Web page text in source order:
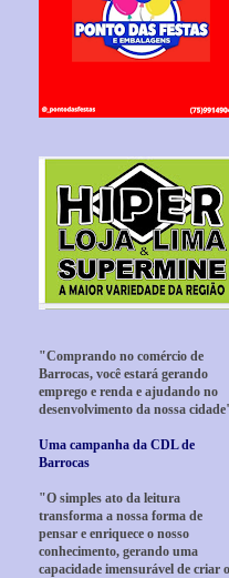
"Comprando no comércio de
Barrocas, você estará gerando
emprego e renda e ajudando no
desenvolvimento da nossa
Uma campanha da CDL de
Barrocas
"O simples ato da leitura
transforma a nossa forma de
pensar e enriquece o nosso
conhecimento, gerando uma
capacidade imensurável de criar o